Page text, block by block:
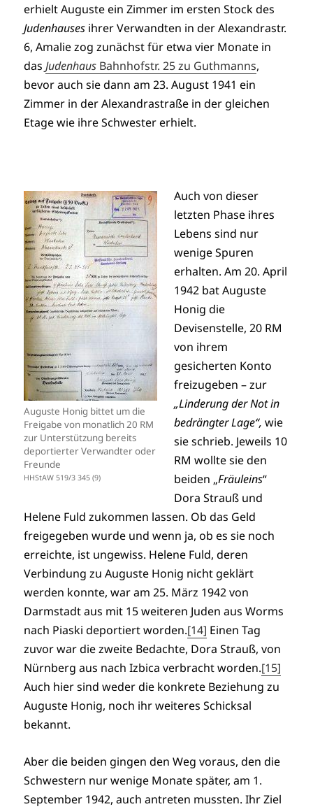
erhielt Auguste ein Zimmer im ersten Stock des
Judenhauses ihrer Verwandten in der Alexandrastr.
6, Amalie zog zunächst für etwa vier Monate in
dasJudenhaus Bahnhofstr. 25 zu Guthmanns,
bevor auch sie dann am 23. August 1941 ein
Zimmer in der Alexandrastraße in der gleichen
Etage wie ihre Schwester erhielt.
Auguste Honig bittet um die
Freigabe von monatlich 20 RM
zur Unterstützung bereits
deportierter Verwandter oder
Freunde
HHStAW 519/3 345 (9)
Auch von dieser
letzten Phase ihres
Lebens sind nur
wenige Spuren
erhalten. Am 20. April
1942 bat Auguste
Honig die
Devisenstelle, 20 RM
von ihrem
gesicherten Konto
freizugeben – zur
„Linderung der Not in
bedrängter Lage“,wie
sie schrieb. Jeweils 10
RM wollte sie den
beiden „Fräuleins“
Dora Strauß und
Helene Fuld zukommen lassen. Ob das Geld
freigegeben wurde und wenn ja, ob es sie noch
erreichte, ist ungewiss. Helene Fuld, deren
Verbindung zu Auguste Honig nicht geklärt
werden konnte, war am 25. März 1942 von
Darmstadt aus mit 15 weiteren Juden aus Worms
nach Piaski deportiert worden.[14] Einen Tag
zuvor war die zweite Bedachte, Dora Strauß, von
Nürnberg aus nach Izbica verbracht worden.[15]
Auch hier sind weder die konkrete Beziehung zu
Auguste Honig, noch ihr weiteres Schicksal
bekannt.
Aber die beiden gingen den Weg voraus, den die
Schwestern nur wenige Monate später, am 1.
September 1942, auch antreten mussten. Ihr Ziel